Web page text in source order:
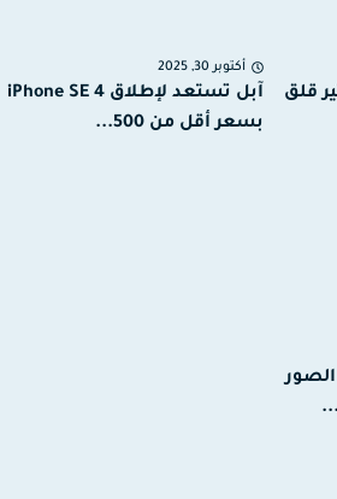
أكتوبر 30, 2025
آبل تستعد لإطلاق iPhone SE 4
بسعر أقل من 500...